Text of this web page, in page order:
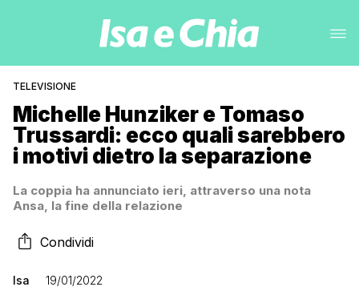
TELEVISIONE
Michelle Hunziker e Tomaso
Trussardi: ecco quali sarebbero
i motivi dietro la separazione
La coppia ha annunciato ieri, attraverso una nota
Ansa, la fine della relazione
Condividi
Isa 19/01/2022